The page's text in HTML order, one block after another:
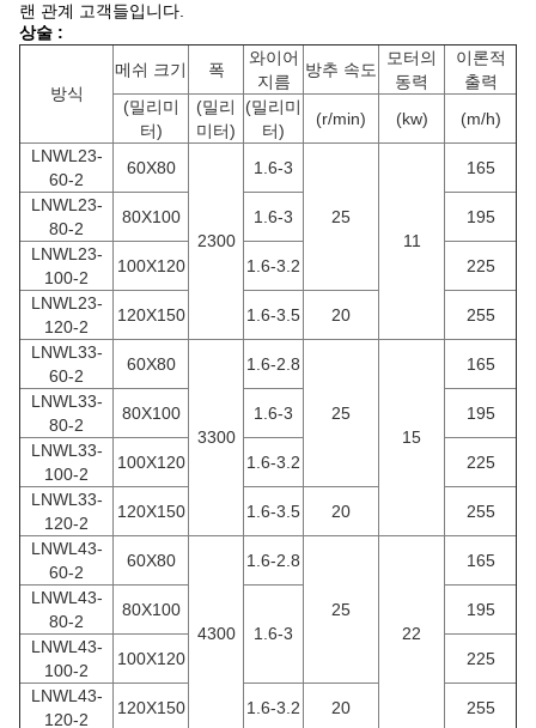
랜 관계 고객들입니다.
상술 :
방식
메쉬 크기 폭
와이어
지름
방추 속도
모터의
동력
이론적
출력
(밀리미
터)
(밀리
미터)
(밀리미
터)
(r/min) (kw)
(m/h)
LNWL23-
60-2
60X80
2300
1.6-3
25
11
165
LNWL23-
80-2
80X100 1.6-3
195
LNWL23-
100-2
100X120 1.6-3.2
225
LNWL23-
120-2
120X150 1.6-3.5 20
255
LNWL33-
60-2
60X80
3300
1.6-2.8
25
15
165
LNWL33-
80-2
80X100 1.6-3
195
LNWL33-
100-2
100X120 1.6-3.2
225
LNWL33-
120-2
120X150 1.6-3.5 20
255
LNWL43-
60-2
60X80
4300
1.6-2.8
25
22
165
LNWL43-
80-2
80X100
1.6-3
195
LNWL43-
100-2
100X120
225
LNWL43-
120-2
120X150 1.6-3.2 20 255